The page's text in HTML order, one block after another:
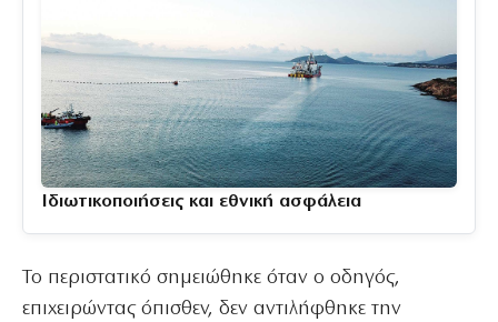
Ιδιωτικοποιήσεις και εθνική ασφάλεια
Το περιστατικό σημειώθηκε όταν ο οδηγός,
επιχειρώντας όπισθεν, δεν αντιλήφθηκε την